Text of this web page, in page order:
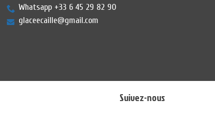
Whatsapp +33 6 45 29 82 90
glaceecaille@gmail.com
Suivez-nous